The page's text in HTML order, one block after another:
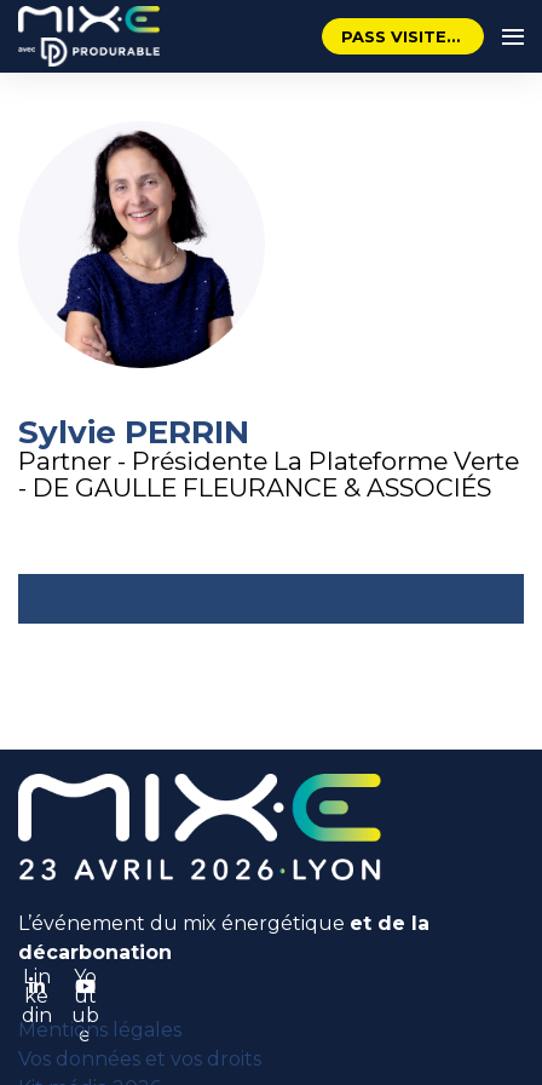
PASS VISITEUR GRATUIT
Sylvie PERRIN
Partner - Présidente La Plateforme Verte
- DE GAULLE FLEURANCE & ASSOCIÉS
L’événement du mix énergétique et de la
décarbonation
Lin
ke
din
Yo
ut
ub
e
Mentions légales
Vos données et vos droits